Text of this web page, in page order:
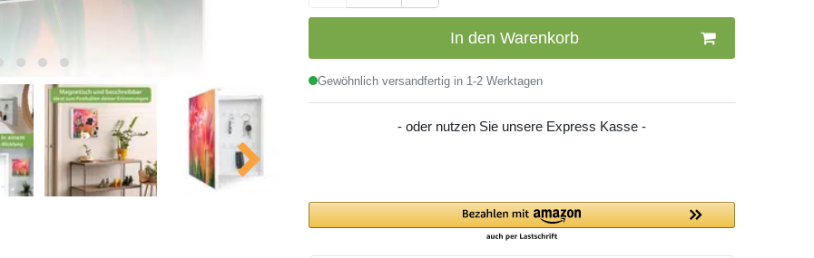
In den Warenkorb
Gewöhnlich versandfertig in 1-2 Werktagen
- oder nutzen Sie unsere Express Kasse -